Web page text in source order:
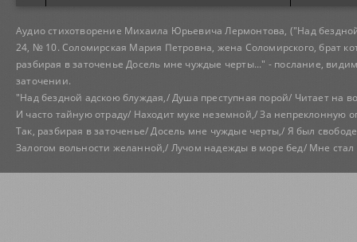
Аудио стихотворение Михаила Юрьевича Лермонтова, ("Над
24, № 10. Соломирская Мария Петровна, жена Соломирского, брат
разбирая в заточенье Досель мне чуждые черты..." - послание,
заточении.
"Над бездной адскою блуждая,/ Душа преступная порой/ Читает на
И часто тайную отраду/ Находит муке неземной,/ За непреклонную
Так, разбирая в заточенье/ Досель мне чуждые черты,/ Я был
Залогом вольности желанной,/ Лучом надежды в море бед/ Мне